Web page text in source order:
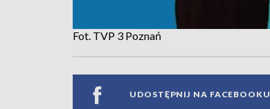
Fot. TVP 3 Poznań
UDOSTĘPNIJ NA FACEBOOKU